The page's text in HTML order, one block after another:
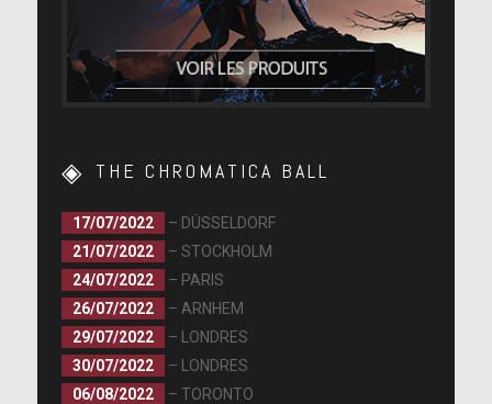
THE CHROMATICA BALL
17/07/2022
– DÜSSELDORF
21/07/2022
– STOCKHOLM
24/07/2022
– PARIS
26/07/2022
– ARNHEM
29/07/2022
– LONDRES
30/07/2022
– LONDRES
06/08/2022
– TORONTO